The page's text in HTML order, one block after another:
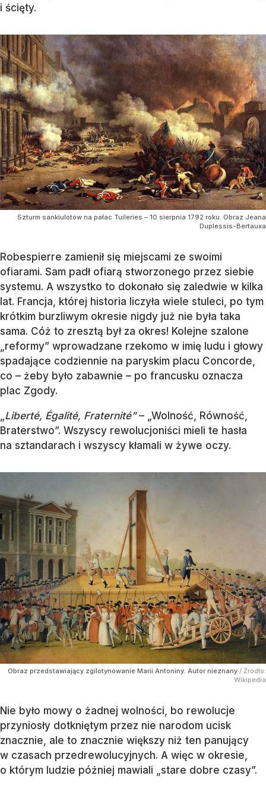
i ścięty.
Szturm sankiulotów na pałac Tuileries – 10 sierpnia 1792 roku. Obraz Jeana
Duplessis-Bertauxa
Robespierre zamienił się miejscami ze swoimi
ofiarami. Sam padł ofiarą stworzonego przez siebie
systemu. A wszystko to dokonało się zaledwie w kilka
lat. Francja, której historia liczyła wiele stuleci, po tym
krótkim burzliwym okresie nigdy już nie była taka
sama. Cóż to zresztą był za okres! Kolejne szalone
„reformy” wprowadzane rzekomo w imię ludu i głowy
spadające codziennie na paryskim placu Concorde,
co – żeby było zabawnie – po francusku oznacza
plac Zgody.
„Liberté, Égalité, Fraternité”– „Wolność, Równość,
Braterstwo”. Wszyscy rewolucjoniści mieli te hasła
na sztandarach i wszyscy kłamali w żywe oczy.
Obraz przedstawiający zgilotynowanie Marii Antoniny. Autor nieznany / Źródło:
Wikipedia
Nie było mowy o żadnej wolności, bo rewolucje
przyniosły dotkniętym przez nie narodom ucisk
znacznie, ale to znacznie większy niż ten panujący
w czasach przedrewolucyjnych. A więc w okresie,
o którym ludzie później mawiali „stare dobre czasy”.